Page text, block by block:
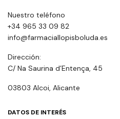
Nuestro teléfono
+34 965 33 09 82
info@farmaciallopisboluda.es
Dirección:
C/ Na Saurina d’Entença, 45
03803 Alcoi, Alicante
DATOS DE INTERÉS